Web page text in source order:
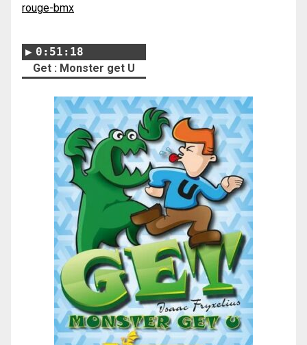
rouge-bmx
0:51:18
Get : Monster get U